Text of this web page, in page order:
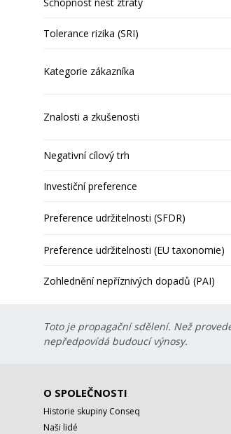
Tolerance rizika (SRI)
Kategorie zákazníka
Znalosti a zkušenosti
Negativní cílový trh
Investiční preference
Preference udržitelnosti (SFDR)
Preference udržitelnosti (EU taxonomie)
Zohlednění nepříznivých dopadů (PAI)
Toto je propagační sdělení. Než
nepředpovídá budoucí výnosy.
O SPOLEČNOSTI
Historie skupiny Conseq
Naši lidé